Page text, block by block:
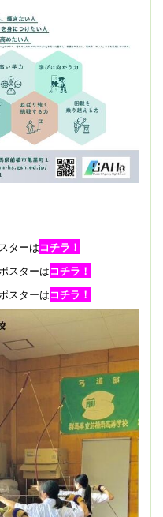
ターはコチラ！
スターはコチラ！
スターはコチラ！